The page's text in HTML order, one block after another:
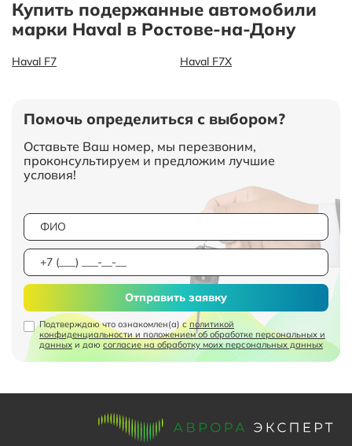
Купить подержанные автомобили
марки Haval в Ростове-на-Дону
Haval F7 Haval F7X
Помочь определиться с выбором?
Оставьте Ваш номер, мы перезвоним,
проконсультируем и предложим лучшие
условия!
Подтверждаю что ознакомлен(а) сполитикой
конфиденциальности и положением об обработке персональных и
данных и даю согласие на обработку моих персональных данных
Отправить заявку